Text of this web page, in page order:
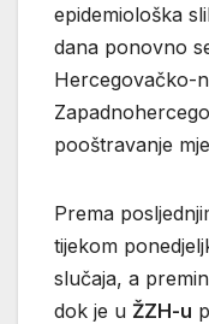
epidemiološka
dana ponovno
Hercegovačko-
pooštravanje
Prema
tijekom
slučaja, a
dok je u ŽZH-u